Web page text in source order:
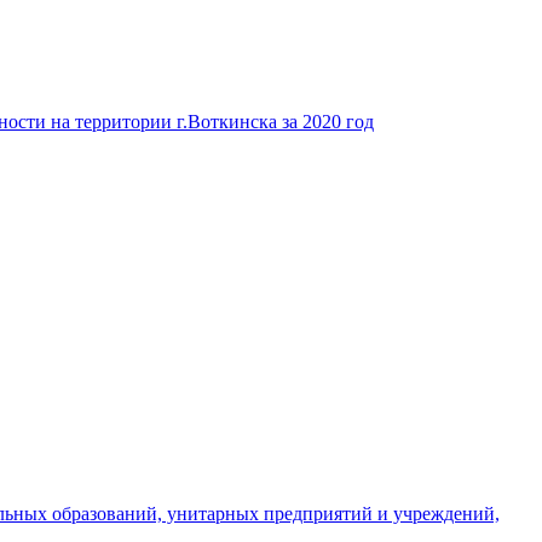
на территории г.Воткинска за 2020 год
образований, унитарных предприятий и учреждений,